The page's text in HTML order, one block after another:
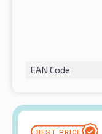
EAN Code